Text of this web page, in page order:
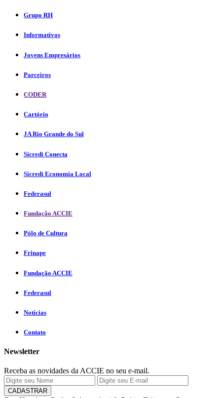
Grupo RH
Informativos
Jovens Empresários
Parceiros
CODER
Cartório
JA Rio Grande do Sul
Sicredi Conecta
Sicredi Economia Local
Federasul
Fundação ACCIE
Pólo de Cultura
Frinape
Fundação ACCIE
Federasul
Notícias
Contato
Newsletter
Receba as novidades da ACCIE no seu e-mail.